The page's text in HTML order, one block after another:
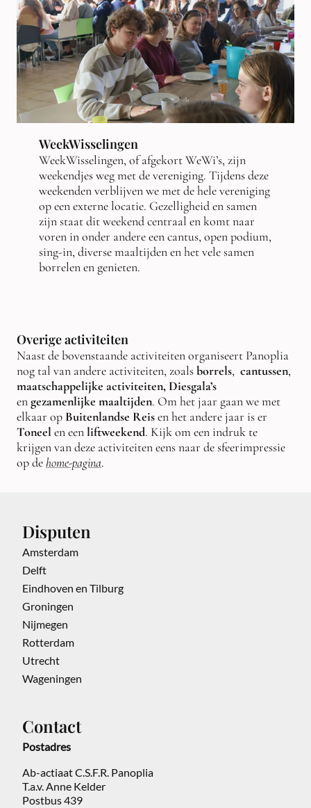
WeekWisselingen
WeekWisselingen, of afgekort WeWi’s, zijn
weekendjes weg met de vereniging. Tijdens deze
weekenden verblijven we met de hele vereniging
op een externe locatie. Gezelligheid en samen
zijn staat dit weekend centraal en komt naar
voren in onder andere een cantus, open podium,
sing-in, diverse maaltijden en het vele samen
borrelen en genieten.
Overige activiteiten
Naast de bovenstaande activiteiten organiseert Panoplia
nog tal van andere activiteiten, zoalsborrels, cantussen,
maatschappelijke activiteiten, Diesgala’s
engezamenlijke maaltijden. Om het jaar gaan we met
elkaar op Buitenlandse Reisen het andere jaar is er
Toneel en eenliftweekend. Kijk om een indruk te
krijgen van deze activiteiten eens naar de sfeerimpressie
op dehome-pagina.
Disputen
Amsterdam
Delft
Eindhoven en Tilburg
Groningen
Nijmegen
Rotterdam
Utrecht
Wageningen
Contact
Postadres
Ab-actiaat C.S.F.R. Panoplia
T.a.v. Anne Kelder
Postbus 439